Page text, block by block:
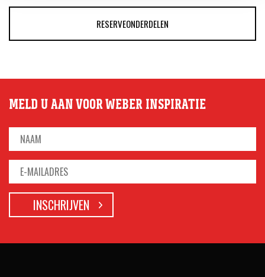
RESERVEONDERDELEN
MELD U AAN VOOR WEBER INSPIRATIE